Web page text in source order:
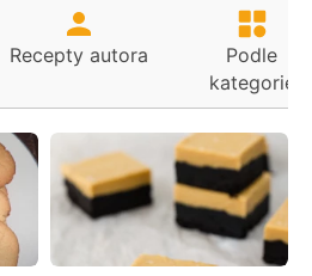
Recepty autora
Podle
kategorie